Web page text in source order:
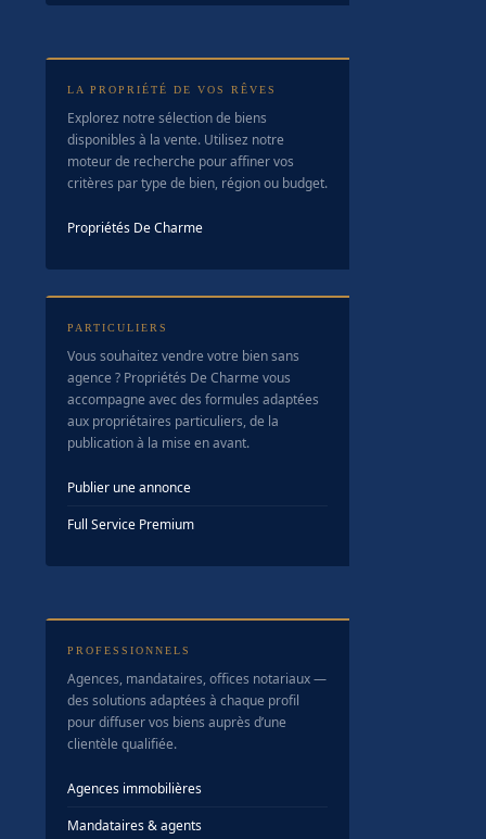
LA PROPRIÉTÉ DE VOS RÊVES
Explorez notre sélection de biens
disponibles à la vente. Utilisez notre
moteur de recherche pour affiner vos
critères par type de bien, région ou budget.
Propriétés De Charme
PARTICULIERS
Vous souhaitez vendre votre bien sans
agence ? Propriétés De Charme vous
accompagne avec des formules adaptées
aux propriétaires particuliers, de la
publication à la mise en avant.
Publier une annonce
Full Service Premium
PROFESSIONNELS
Agences, mandataires, offices notariaux —
des solutions adaptées à chaque profil
pour diffuser vos biens auprès d’une
clientèle qualifiée.
Agences immobilières
Mandataires & agents